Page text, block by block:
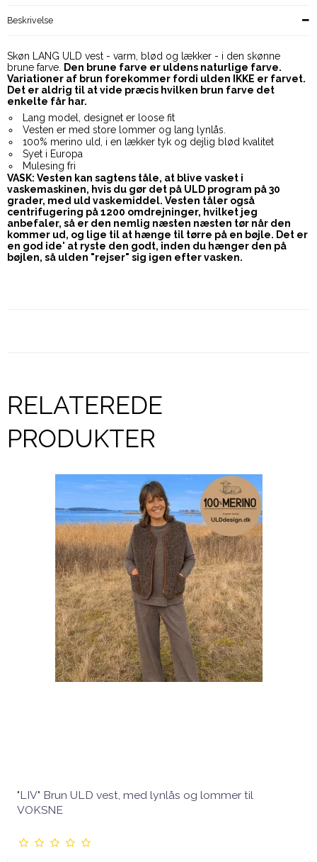
Beskrivelse
Skøn LANG ULD vest - varm, blød og lækker - i den skønne
brune farve.
Den brune farve er uldens naturlige farve.
Variationer af brun forekommer fordi ulden IKKE er farvet.
Det er aldrig til at vide præcis hvilken brun farve det
enkelte får har.
Lang model, designet er loose fit
Vesten er med store lommer og lang lynlås.
100% merino uld, i en lækker tyk og dejlig blød kvalitet
Syet i Europa
Mulesing fri
VASK: Vesten kan sagtens tåle, at blive vasket i
vaskemaskinen, hvis du gør det på ULD program på 30
grader, med uld vaskemiddel. Vesten tåler også
centrifugering på 1200 omdrejninger, hvilket jeg
anbefaler, så er den nemlig næsten næsten tør når den
kommer ud, og lige til at hænge til tørre på en bøjle. Det er
en god ide' at ryste den godt, inden du hænger den på
bøjlen, så ulden "rejser" sig igen efter vasken.
RELATEREDE
PRODUKTER
"LIV" Brun ULD vest, med lynlås og lommer til
VOKSNE